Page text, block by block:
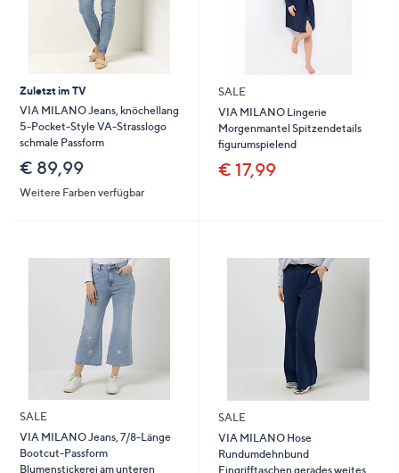
Zuletzt im TV
VIA MILANO Jeans, knöchellang
5-Pocket-Style VA-Strasslogo
schmale Passform
€ 89,99
Weitere Farben verfügbar
SALE
VIA MILANO Lingerie
Morgenmantel Spitzendetails
figurumspielend
€ 17,99
SALE
VIA MILANO Jeans, 7/8-Länge
Bootcut-Passform
Blumenstickerei am unteren
SALE
VIA MILANO Hose
Rundumdehnbund
Eingrifftaschen gerades weites